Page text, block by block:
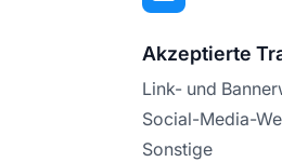
Akzeptierte
Link- und
Social-Media-
Sonstige